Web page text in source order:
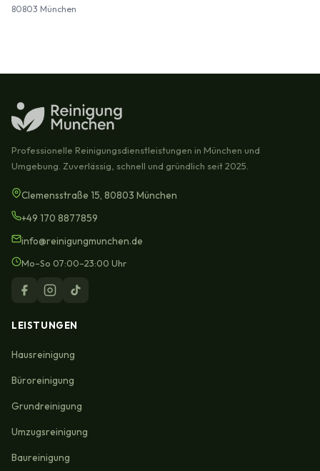
80803 München
Professionelle Reinigungsdienstleistungen in München und
Umgebung. Zuverlässig, schnell und gründlich seit 2025.
Clemensstraße 15, 80803 München
+49 170 8877859
info@reinigungmunchen.de
Mo–So 07:00–23:00 Uhr
LEISTUNGEN
Hausreinigung
Büroreinigung
Grundreinigung
Umzugsreinigung
Baureinigung